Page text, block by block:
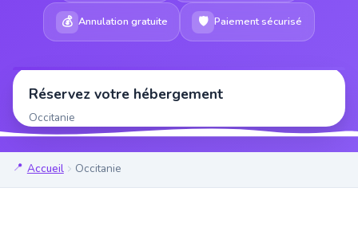
💰 Annulation gratuite 🛡 Paiement sécurisé
Réservez votre hébergement
Occitanie
Accueil Occitanie